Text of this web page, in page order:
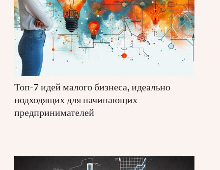
Топ-7 идей малого бизнеса, идеально
подходящих для начинающих
предпринимателей